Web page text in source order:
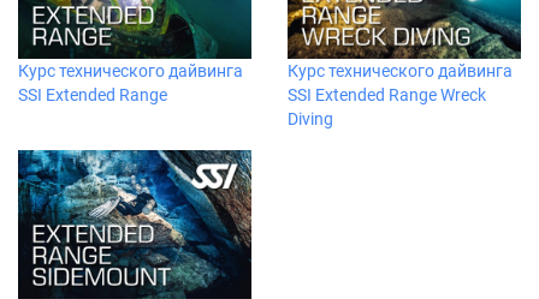
Курс технического дайвинга
SSI Extended Range
Курс технического дайвинга
SSI Extended Range Wreck
Diving